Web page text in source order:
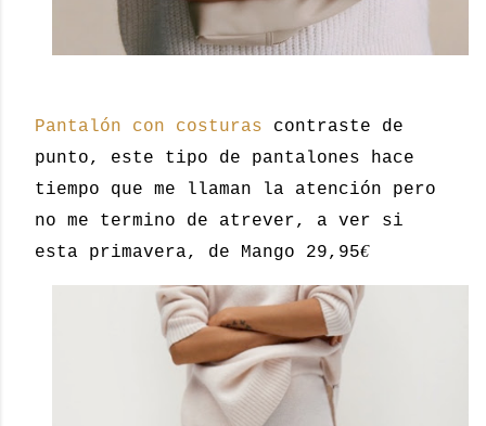
Pantalón con costuras contraste de
punto, este tipo de pantalones hace
tiempo que me llaman la atención pero
no me termino de atrever, a ver si
esta primavera, de Mango 29,95€